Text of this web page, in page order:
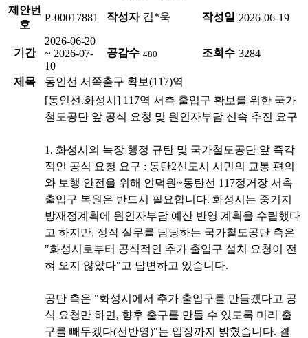
제안번
호
P-00017881 작성자 김*욱 작성일 2026-06-19
기간
2026-06-20
~ 2026-07-
10
공감수 480 조회수 3284
제목 동인선 서쪽출구 확보(117)역
[동인선.화성시] 117역 서측 출입구 확보를 위한 국가
철도공단 앞 공식 요청 및 원인자부담 신속 추진 요구
1. ​화성시의 늑장 행정 규탄 및 국가철도공단 앞 즉각
적인 공식 요청 요구 : 동탄2신도시 시민의 교통 편의
와 보행 안전을 위해 인덕원~동탄선 117정거장 서측
출입구 복원은 반드시 필요합니다. 화성시는 중기지
방재정계획에 원인자부담 예산 반영 계획을 수립했다
고 하지만, 정작 실무를 담당하는 국가철도공단 측은
"화성시로부터 공식적인 추가 출입구 설치 요청이 전
혀 오지 않았다"고 답변하고 있습니다.
​공단 측은 "화성시에서 추가 출입구를 만들겠다고 공
식 요청만 하면, 향후 출구를 만들 수 있도록 미리 출
구를 빼두겠다(선반영)"는 입장까지 밝혔습니다. 결